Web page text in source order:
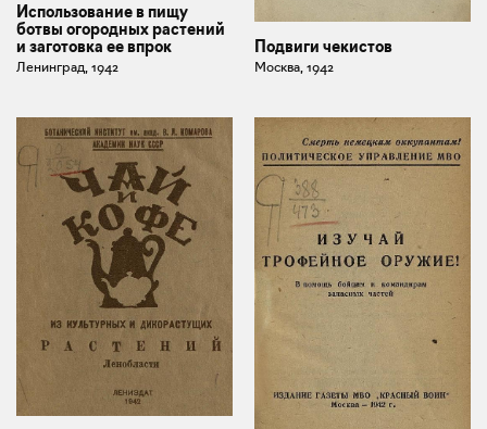
Использование в пищу
ботвы огородных растений
и заготовка ее впрок
Ленинград, 1942
Подвиги чекистов
Москва, 1942